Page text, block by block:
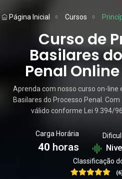
Página Inicial Cursos
Curso de
Basilares
Penal
Aprenda com nosso curso on-line
Basilares do Processo Penal.
válido conforme Lei 9.394/
Carga Horária
40 horas
Classificação